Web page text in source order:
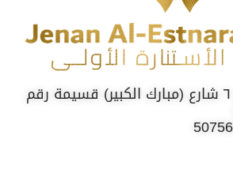
الكويت شرق قطع ٦ شارع (مبارك الكبير) قسيمة رقم